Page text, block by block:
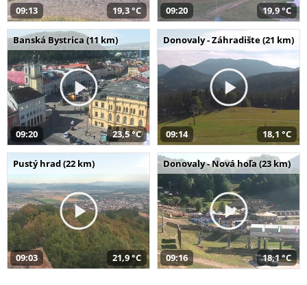
09:13 19,3 °C 09:20 19,9 °C
Banská Bystrica (11 km)
09:20 23,5 °C
Donovaly - Záhradište (21 km)
09:14 18,1 °C
Pustý hrad (22 km)
09:03 21,9 °C
Donovaly - Nová hoľa (23 km)
09:16 18,1 °C